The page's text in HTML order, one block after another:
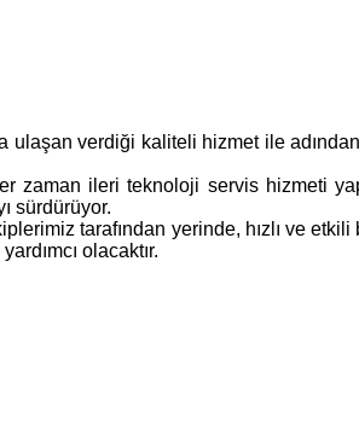
ulaşan verdiği kaliteli hizmet ile
zaman ileri teknoloji servis hizmeti
sürdürüyor.
tarafından yerinde, hızlı ve
olacaktır.